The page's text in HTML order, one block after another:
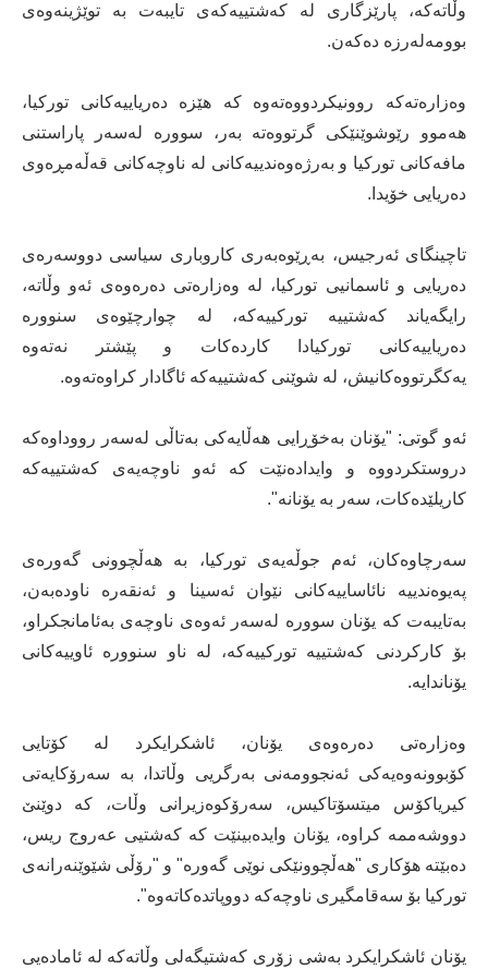
وڵاتەکە، پارێزگاری لە کەشتییەکەی تایبەت بە توێژینەوەی
بوومەلەرزە دەکەن.
وەزارەتەکە روونیکردووەتەوە کە هێزە دەریاییەکانی تورکیا،
هەموو رێوشوێنێکی گرتووەتە بەر، سوورە لەسەر پاراستنی
مافەکانی تورکیا و بەرژەوەندییەکانی لە ناوچەکانی قەڵەمڕەوی
دەریایی خۆیدا.
تاچینگای ئەرجیس، بەڕێوەبەری کاروباری سیاسی دووسەرەی
دەریایی و ئاسمانیی تورکیا، لە وەزارەتی دەرەوەی ئەو وڵاتە،
رایگەیاند کەشتییە تورکییەکە، لە چوارچێوەی سنوورە
دەریاییەکانی تورکیادا کاردەکات و پێشتر نەتەوە
یەکگرتووەکانیش، لە شوێنی کەشتییەکە ئاگادار کراوەتەوە.
ئەو گوتی: "یۆنان بەخۆڕایی هەڵایەکی بەتاڵی لەسەر رووداوەکە
دروستکردووە و وایدادەنێت کە ئەو ناوچەیەی کەشتییەکە
کاریلێدەکات، سەر بە یۆنانە".
سەرچاوەکان، ئەم جوڵەیەی تورکیا، بە هەڵچوونی گەورەی
پەیوەندییە نائاساییەکانی نێوان ئەسینا و ئەنقەرە ناودەبەن،
بەتایبەت کە یۆنان سوورە لەسەر ئەوەی ناوچەی بەئامانجکراو،
بۆ کارکردنی کەشتییە تورکییەکە، لە ناو سنوورە ئاوییەکانی
یۆناندایە.
وەزارەتی دەرەوەی یۆنان، ئاشکرایکرد لە کۆتایی
کۆبوونەوەیەکی ئەنجوومەنی بەرگریی وڵاتدا، بە سەرۆکایەتی
کیریاکۆس میتسۆتاکیس، سەرۆکوەزیرانی وڵات، کە دوێنێ
دووشەممە کراوە، یۆنان وایدەبینێت کە کەشتیی عەروج ریس،
دەبێتە هۆکاری "هەڵچوونێکی نوێی گەورە" و "رۆڵی شێوێنەرانەی
تورکیا بۆ سەقامگیری ناوچەکە دووپاتدەکاتەوە".
یۆنان ئاشکرایکرد بەشی زۆری کەشتیگەلی وڵاتەکە لە ئامادەیی